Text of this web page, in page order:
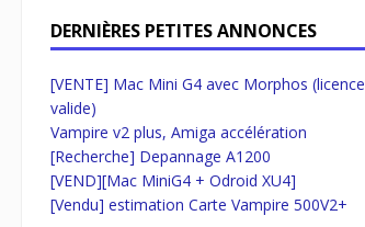
DERNIÈRES PETITES ANNONCES
[VENTE] Mac Mini G4 avec Morphos (licence
valide)
Vampire v2 plus, Amiga accélération
[Recherche] Depannage A1200
[VEND][Mac MiniG4 + Odroid XU4]
[Vendu] estimation Carte Vampire 500V2+